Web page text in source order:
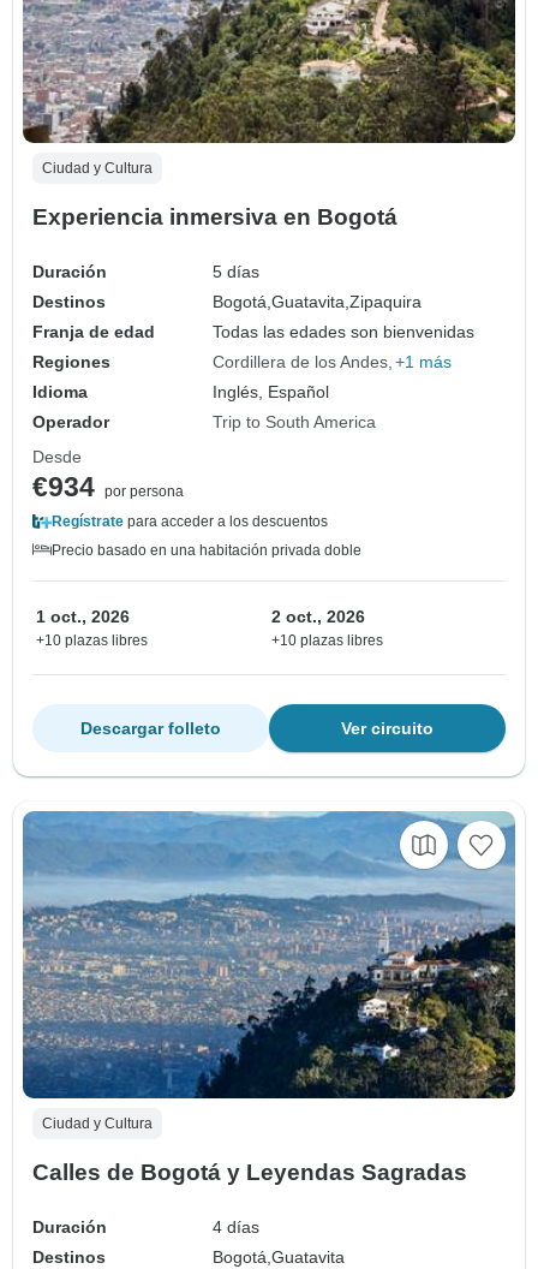
Ciudad y Cultura
Experiencia inmersiva en Bogotá
Duración
5 días
Destinos
Bogotá,Guatavita,Zipaquira
Franja de edad
Todas las edades son bienvenidas
Regiones
Cordillera de los Andes +1 más
Idioma
Inglés, Español
Operador
Trip to South America
Desde
€934 por persona
Regístrate para acceder a los descuentos
Precio basado en una habitación privada doble
1 oct., 2026
+10 plazas libres
2 oct., 2026
+10 plazas libres
Ver circuito
Descargar folleto
Ciudad y Cultura
Calles de Bogotá y Leyendas Sagradas
Duración
4 días
Destinos
Bogotá,Guatavita